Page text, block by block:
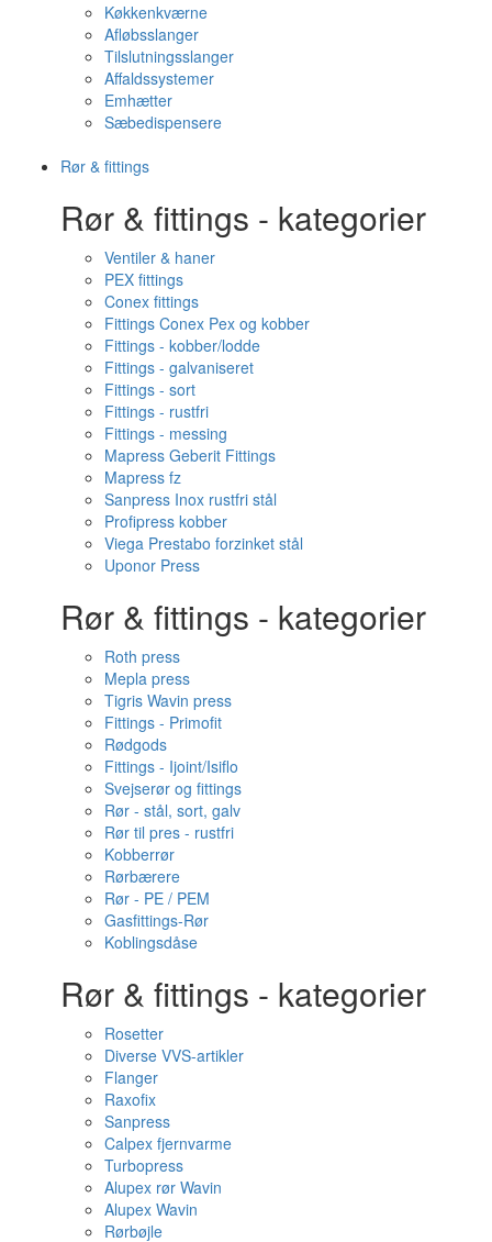
Køkkenkværne
Afløbsslanger
Tilslutningsslanger
Affaldssystemer
Emhætter
Sæbedispensere
Rør & fittings
Rør & fittings - kategorier
Ventiler & haner
PEX fittings
Conex fittings
Fittings Conex Pex og kobber
Fittings - kobber/lodde
Fittings - galvaniseret
Fittings - sort
Fittings - rustfri
Fittings - messing
Mapress Geberit Fittings
Mapress fz
Sanpress Inox rustfri stål
Profipress kobber
Viega Prestabo forzinket stål
Uponor Press
Rør & fittings - kategorier
Roth press
Mepla press
Tigris Wavin press
Fittings - Primofit
Rødgods
Fittings - Ijoint/Isiflo
Svejserør og fittings
Rør - stål, sort, galv
Rør til pres - rustfri
Kobberrør
Rørbærere
Rør - PE / PEM
Gasfittings-Rør
Koblingsdåse
Rør & fittings - kategorier
Rosetter
Diverse VVS-artikler
Flanger
Raxofix
Sanpress
Calpex fjernvarme
Turbopress
Alupex rør Wavin
Alupex Wavin
Rørbøjle